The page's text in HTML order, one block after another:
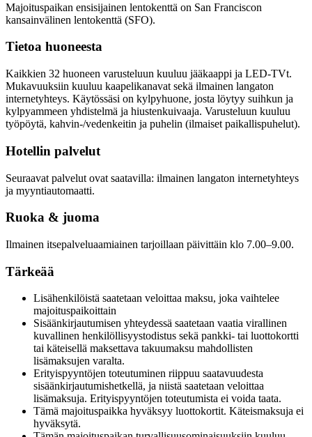
Majoituspaikan ensisijainen lentokenttä on San Franciscon
kansainvälinen lentokenttä (SFO).
Tietoa huoneesta
Kaikkien 32 huoneen varusteluun kuuluu jääkaappi ja LED-TVt.
Mukavuuksiin kuuluu kaapelikanavat sekä ilmainen langaton
internetyhteys. Käytössäsi on kylpyhuone, josta löytyy suihkun ja
kylpyammeen yhdistelmä ja hiustenkuivaaja. Varusteluun kuuluu
työpöytä, kahvin-/vedenkeitin ja puhelin (ilmaiset paikallispuhelut).
Hotellin palvelut
Seuraavat palvelut ovat saatavilla: ilmainen langaton internetyhteys
ja myyntiautomaatti.
Ruoka & juoma
Ilmainen itsepalveluaamiainen tarjoillaan päivittäin klo 7.00–9.00.
Tärkeää
Lisähenkilöistä saatetaan veloittaa maksu, joka vaihtelee
majoituspaikoittain
Sisäänkirjautumisen yhteydessä saatetaan vaatia virallinen
kuvallinen henkilöllisyystodistus sekä pankki- tai luottokortti
tai käteisellä maksettava takuumaksu mahdollisten
lisämaksujen varalta.
Erityispyyntöjen toteutuminen riippuu saatavuudesta
sisäänkirjautumishetkellä, ja niistä saatetaan veloittaa
lisämaksuja. Erityispyyntöjen toteutumista ei voida taata.
Tämä majoituspaikka hyväksyy luottokortit. Käteismaksuja ei
hyväksytä.